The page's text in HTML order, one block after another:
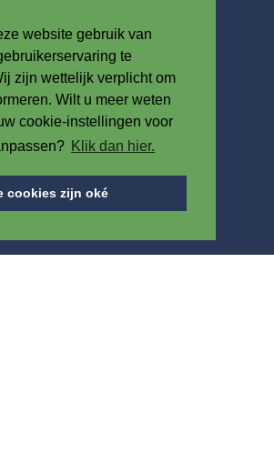
website gebruik van
te
zijn wettelijk verplicht om
Wilt u meer weten
cookie-instellingen voor
Klik dan hier.
cookies zijn oké
60 79 19
61 08 85